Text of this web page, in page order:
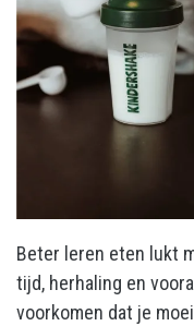
Beter leren eten lukt
tijd, herhaling en
voorkomen dat je